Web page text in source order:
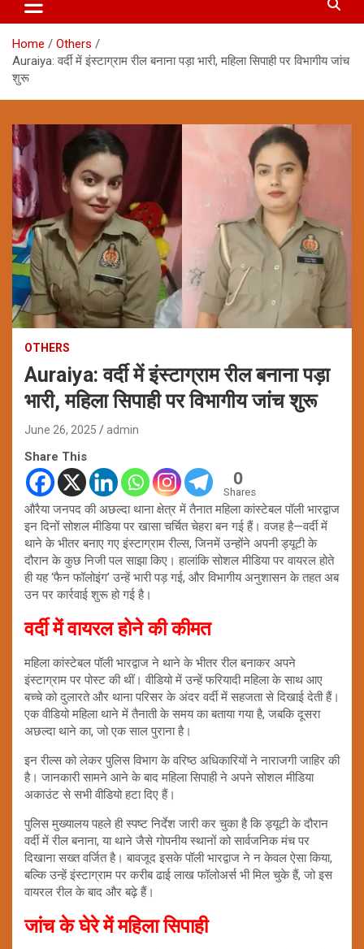
Home
Others
Auraiya: वर्दी में इंस्टाग्राम रील बनाना पड़ा भारी, महिला सिपाही पर विभागीय जांच
शुरू
OTHERS
Auraiya: वर्दी में इंस्टाग्राम रील बनाना पड़ा
भारी, महिला सिपाही पर विभागीय जांच शुरू
June 26, 2025 admin
Share This
0
Shares
औरैया जनपद की अछल्दा थाना क्षेत्र में तैनात महिला कांस्टेबल पॉली भारद्वाज
इन दिनों सोशल मीडिया पर खासा चर्चित चेहरा बन गई हैं। वजह है—वर्दी में
थाने के भीतर बनाए गए इंस्टाग्राम रील्स, जिनमें उन्होंने अपनी ड्यूटी के
दौरान के कुछ निजी पल साझा किए। हालांकि सोशल मीडिया पर वायरल होते
ही यह ‘फैन फॉलोइंग’ उन्हें भारी पड़ गई, और विभागीय अनुशासन के तहत अब
उन पर कार्रवाई शुरू हो गई है।
वर्दी में वायरल होने की कीमत
महिला कांस्टेबल पॉली भारद्वाज ने थाने के भीतर रील बनाकर अपने
इंस्टाग्राम पर पोस्ट की थीं। वीडियो में उन्हें फरियादी महिला के साथ आए
बच्चे को दुलारते और थाना परिसर के अंदर वर्दी में सहजता से दिखाई देती हैं।
एक वीडियो महिला थाने में तैनाती के समय का बताया गया है, जबकि दूसरा
अछल्दा थाने का, जो एक साल पुराना है।
इन रील्स को लेकर पुलिस विभाग के वरिष्ठ अधिकारियों ने नाराजगी जाहिर की
है। जानकारी सामने आने के बाद महिला सिपाही ने अपने सोशल मीडिया
अकाउंट से सभी वीडियो हटा दिए हैं।
पुलिस मुख्यालय पहले ही स्पष्ट निर्देश जारी कर चुका है कि ड्यूटी के दौरान
वर्दी में रील बनाना, या थाने जैसे गोपनीय स्थानों को सार्वजनिक मंच पर
दिखाना सख्त वर्जित है। बावजूद इसके पॉली भारद्वाज ने न केवल ऐसा किया,
बल्कि उन्हें इंस्टाग्राम पर करीब ढाई लाख फॉलोअर्स भी मिल चुके हैं, जो इस
वायरल रील के बाद और बढ़े हैं।
जांच के घेरे में महिला सिपाही